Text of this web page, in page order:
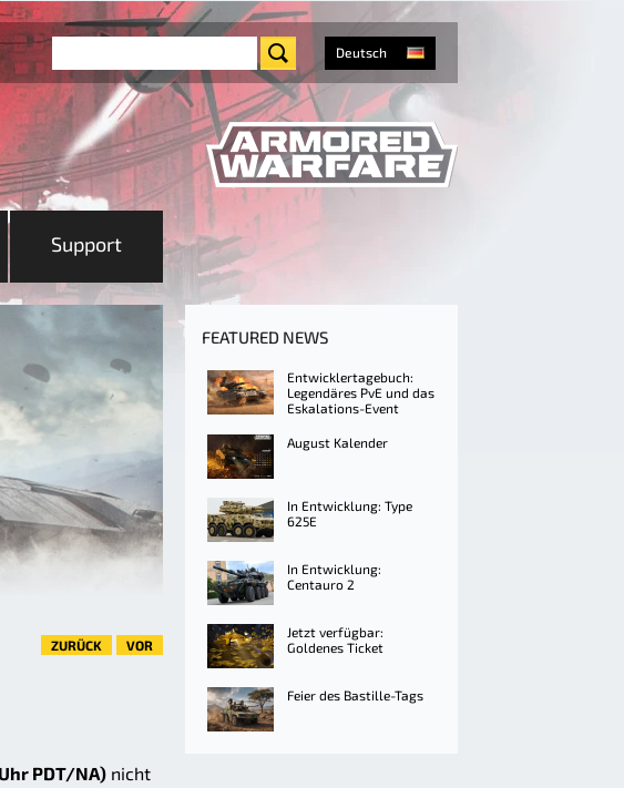
Deutsch
Support
ZURÜCK VOR
PDT/NA) nicht
FEATURED NEWS
Entwicklertagebuch:
Legendäres PvE und das
Eskalations-Event
August Kalender
In Entwicklung: Type
625E
In Entwicklung:
Centauro 2
Jetzt verfügbar:
Goldenes Ticket
Feier des Bastille-Tags